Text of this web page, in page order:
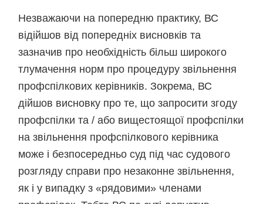
Незважаючи на попередню практику, ВС
відійшов від попередніх висновків та
зазначив про необхідність більш широкого
тлумачення норм про процедуру звільнення
профспілкових керівників. Зокрема, ВС
дійшов висновку про те, що запросити згоду
профспілки та / або вищестоящої профспілки
на звільнення профспілкового керівника
може і безпосередньо суд під час судового
розгляду справи про незаконне звільнення,
як і у випадку з «рядовими» членами